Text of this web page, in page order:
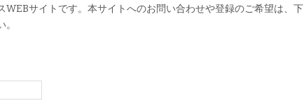
WEBサイトです。本サイトへのお問い合わせや登録のご希望は、下